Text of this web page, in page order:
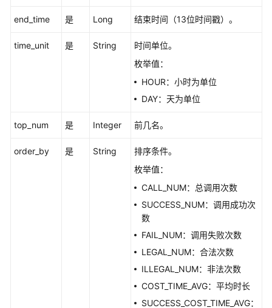
考
使
API
览
end_time 是 Long 结束时间（13位时间戳）。
time_unit 是 String
时间单位。
枚举值：
HOUR：小时为单位
DAY：天为单位
top_num 是 Integer 前几名。
order_by 是 String
排序条件。
枚举值：
CALL_NUM：总调用次数
SUCCESS_NUM：调用成功次
数
FAIL_NUM：调用失败次数
LEGAL_NUM：合法次数
ILLEGAL_NUM：非法次数
COST_TIME_AVG：平均时长
SUCCESS_COST_TIME_AVG：